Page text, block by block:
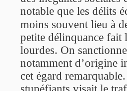
notable que les délits
moins souvent lieu à
petite délinquance fait
lourdes. On
notamment d’origine
cet égard